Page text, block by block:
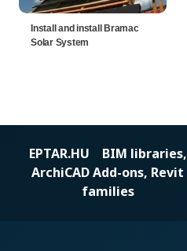
Install and install Bramac
Solar System
EPTAR.HU BIM libraries,
ArchiCAD Add-ons, Revit
families